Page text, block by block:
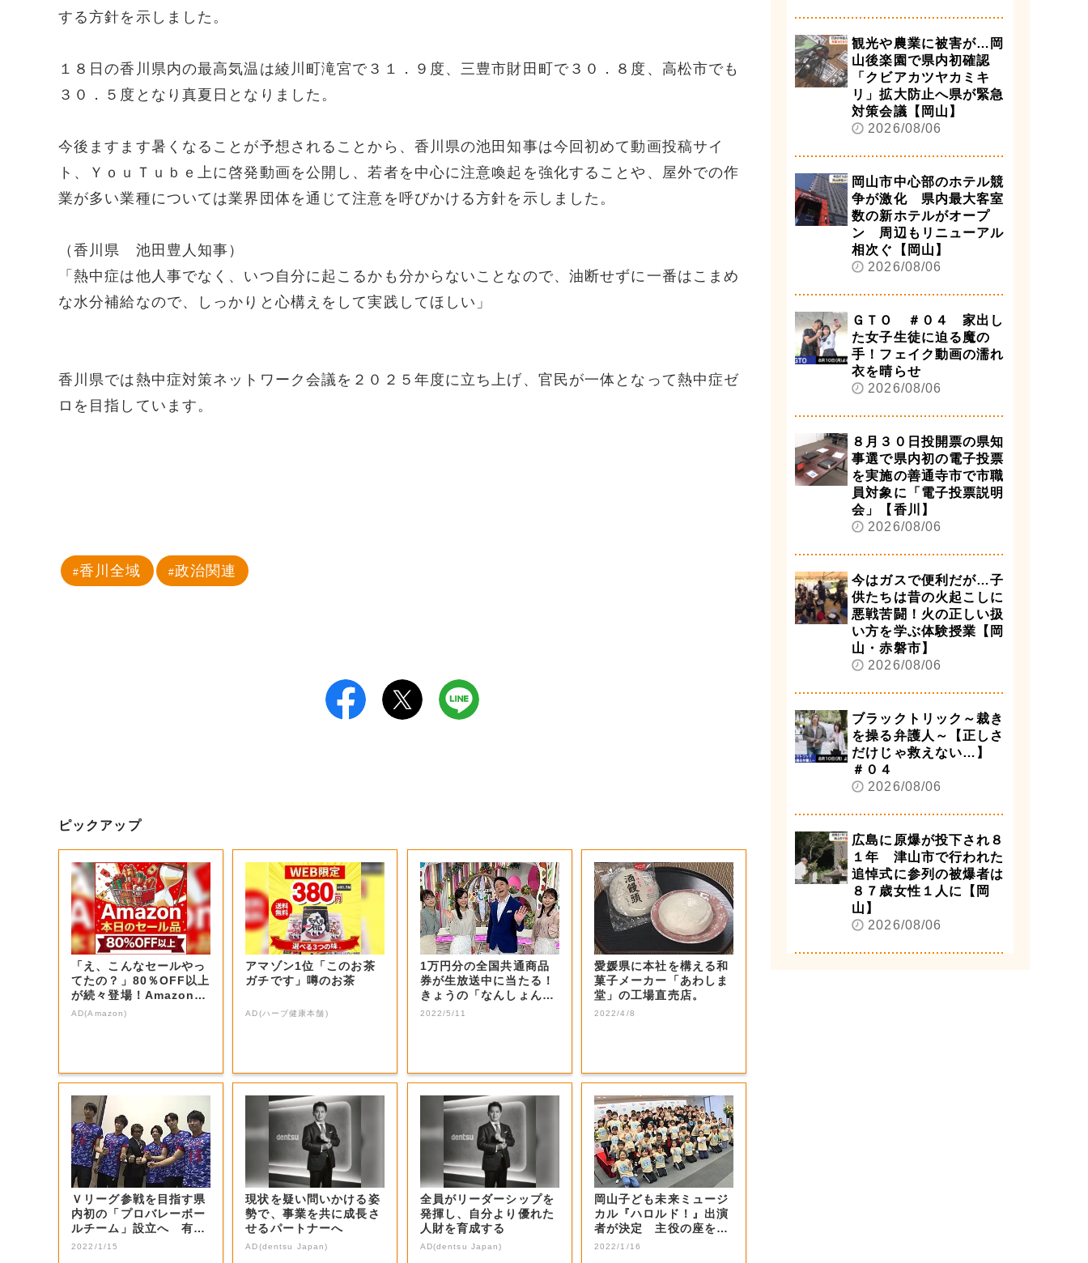
する方針を示しました。
１８日の香川県内の最高気温は綾川町滝宮で３１．９度、三豊市財田町で３０．８度、高松市でも
３０．５度となり真夏日となりました。
今後ますます暑くなることが予想されることから、香川県の池田知事は今回初めて動画投稿サイ
ト、ＹｏｕＴｕｂｅ上に啓発動画を公開し、若者を中心に注意喚起を強化することや、屋外での作
業が多い業種については業界団体を通じて注意を呼びかける方針を示しました。
（香川県 池田豊人知事）
「熱中症は他人事でなく、いつ自分に起こるかも分からないことなので、油断せずに一番はこまめ
な水分補給なので、しっかりと心構えをして実践してほしい」
香川県では熱中症対策ネットワーク会議を２０２５年度に立ち上げ、官民が一体となって熱中症ゼ
ロを目指しています。
香川全域 政治関連
ピックアップ
「え、こんなセールやっ
てたの？」80％OFF以上
が続々登場！Amazonの
本気が...
AD(Amazon)
アマゾン1位「このお茶
ガチです」噂のお茶
AD(ハーブ健康本舗)
1万円分の全国共通商品
券が生放送中に当たる！
きょうの「なんしょん？
生電話クイズ」...
2022/5/11
愛媛県に本社を構える和
菓子メーカー「あわしま
堂」の工場直売店。
2022/4/8
Ｖリーグ参戦を目指す県
内初の「プロバレーボー
ルチーム」設立へ 有望
選手などの受け...
2022/1/15
現状を疑い問いかける姿
勢で、事業を共に成長さ
せるパートナーへ
AD(dentsu Japan)
全員がリーダーシップを
発揮し、自分より優れた
人財を育成する
AD(dentsu Japan)
岡山子ども未来ミュージ
カル『ハロルド！』出演
者が決定 主役の座を射
止めた感想は…...
2022/1/16
観光や農業に被害が…岡
山後楽園で県内初確認
「クビアカツヤカミキ
リ」拡大防止へ県が緊急
対策会議【岡山】
2026/08/06
岡山市中心部のホテル競
争が激化 県内最大客室
数の新ホテルがオープ
ン 周辺もリニューアル
相次ぐ【岡山】
2026/08/06
ＧＴＯ ＃０４ 家出し
た女子生徒に迫る魔の
手！フェイク動画の濡れ
衣を晴らせ
2026/08/06
８月３０日投開票の県知
事選で県内初の電子投票
を実施の善通寺市で市職
員対象に「電子投票説明
会」【香川】
2026/08/06
今はガスで便利だが…子
供たちは昔の火起こしに
悪戦苦闘！火の正しい扱
い方を学ぶ体験授業【岡
山・赤磐市】
2026/08/06
ブラックトリック～裁き
を操る弁護人～【正しさ
だけじゃ救えない…】
＃０４
2026/08/06
広島に原爆が投下され８
１年 津山市で行われた
追悼式に参列の被爆者は
８７歳女性１人に【岡
山】
2026/08/06